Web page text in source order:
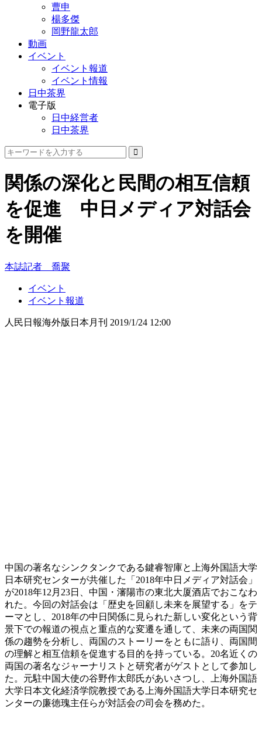
曹申
楊多傑
岡野龍太郎
動画
イベント
イベント報道
イベント情報
日中茶界
電子版
日中経営者
日中茶界
関係の深化と民間の相互信頼
を促進 中日メディア対話会
を開催
本誌記者 喬聚
イベント
イベント報道
人民日報海外版日本月刊 2019/1/24 12:00
中国の著名なシンクタンクである鍵睿智庫と上海外国語大学
日本研究センターが共催した「2018年中日メディア対話会」
が2018年12月23日、中国・瀋陽市の東北大厦酒店でおこなわ
れた。今回の対話会は「歴史を回顧し未来を展望する」をテ
ーマとし、2018年の中日関係に見られた新しい変化という背
景下での報道の視点と重点的な変遷を通して、未来の両国関
係の趨勢を分析し、両国のストーリーをともに語り、両国間
の理解と相互信頼を促進する目的を持っている。20名近くの
両国の著名なジャーナリストと研究者がゲストとして参加し
た。元駐中国大使の谷野作太郎氏があいさつし、上海外国語
大学日本文化経済学院教授である上海外国語大学日本研究セ
ンターの廉徳瑰主任らが対話会の司会を務めた。